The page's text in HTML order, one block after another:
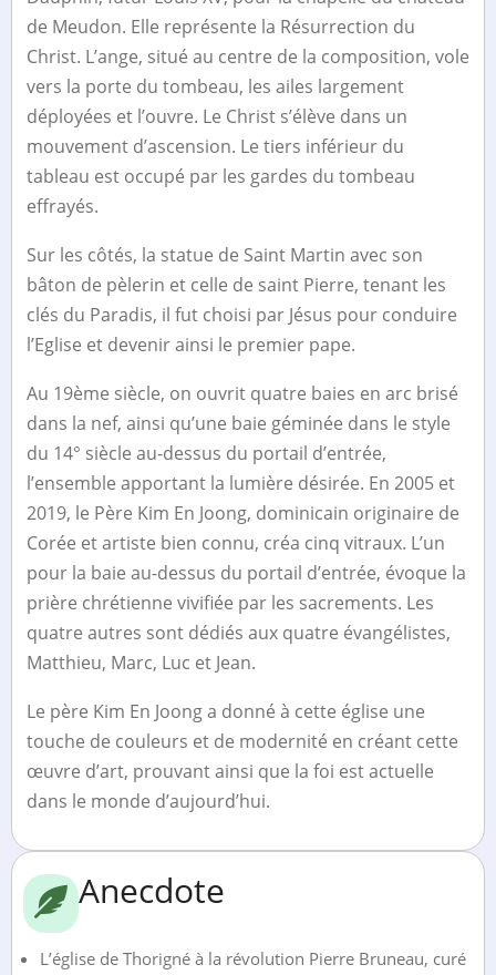
de Meudon. Elle représente la Résurrection du
Christ. L’ange, situé au centre de la composition, vole
vers la porte du tombeau, les ailes largement
déployées et l’ouvre. Le Christ s’élève dans un
mouvement d’ascension. Le tiers inférieur du
tableau est occupé par les gardes du tombeau
effrayés.
Sur les côtés, la statue de Saint Martin avec son
bâton de pèlerin et celle de saint Pierre, tenant les
clés du Paradis, il fut choisi par Jésus pour conduire
l’Eglise et devenir ainsi le premier pape.
Au 19ème siècle, on ouvrit quatre baies en arc brisé
dans la nef, ainsi qu’une baie géminée dans le style
du 14° siècle au-dessus du portail d’entrée,
l’ensemble apportant la lumière désirée. En 2005 et
2019, le Père Kim En Joong, dominicain originaire de
Corée et artiste bien connu, créa cinq vitraux. L’un
pour la baie au-dessus du portail d’entrée, évoque la
prière chrétienne vivifiée par les sacrements. Les
quatre autres sont dédiés aux quatre évangélistes,
Matthieu, Marc, Luc et Jean.
Le père Kim En Joong a donné à cette église une
touche de couleurs et de modernité en créant cette
œuvre d’art, prouvant ainsi que la foi est actuelle
dans le monde d’aujourd’hui.
Anecdote
L’église de Thorigné à la révolution Pierre Bruneau, curé